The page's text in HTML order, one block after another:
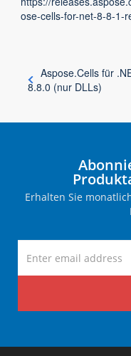
ose-cells-for-net-8-8-1-
Aspose.Cells für
8.8.0 (nur DLLs)
Erhalten Sie